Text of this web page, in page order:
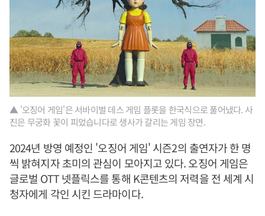
▲ '오징어 게임'은 서바이벌 데스 게임 플롯을 한국식으로 풀어냈다. 사
진은 무궁화 꽃이 피었습니다로 생사가 갈리는 게임 장면.
2024년 방영 예정인 '오징어 게임' 시즌2의 출연자가 한 명
씩 밝혀지자 초미의 관심이 모아지고 있다. 오징어 게임은
글로벌 OTT 넷플릭스를 통해 K콘텐츠의 저력을 전 세계 시
청자에게 각인 시킨 드라마이다.